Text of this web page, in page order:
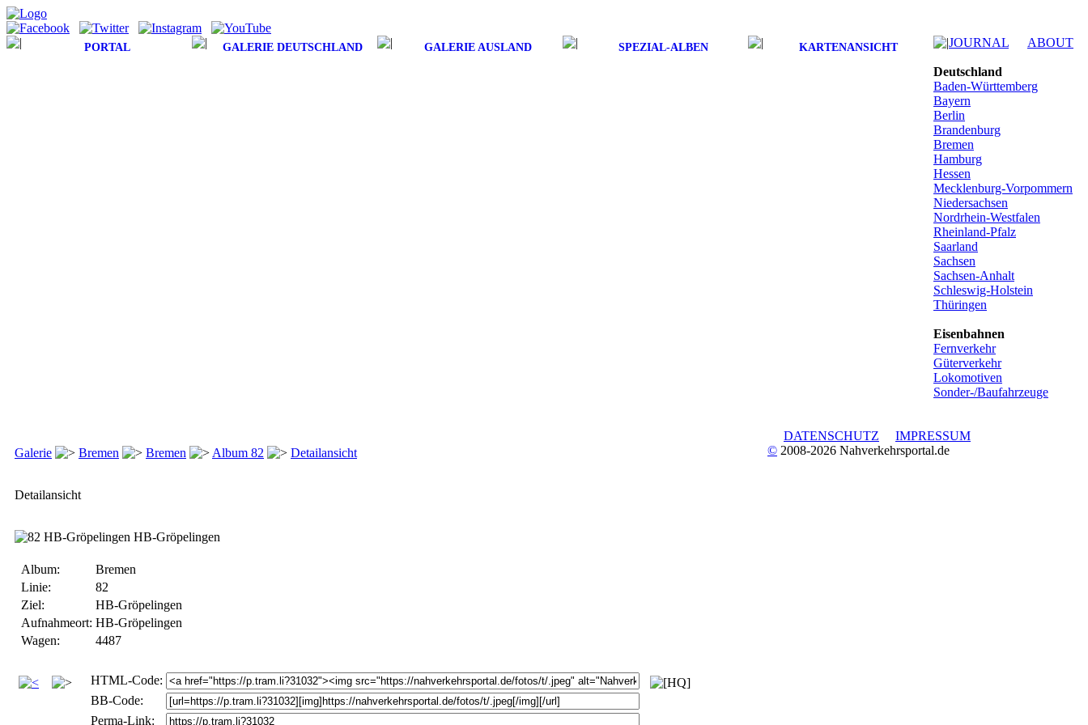
PORTAL GALERIE DEUTSCHLAND GALERIE AUSLAND SPEZIAL-ALBEN KARTENANSICHT
Deutschland
Baden-Württemberg
Bayern
Berlin
Brandenburg
Bremen
Hamburg
Hessen
Mecklenburg-Vorpommern
Niedersachsen
Nordrhein-Westfalen
Rheinland-Pfalz
Saarland
Sachsen
Sachsen-Anhalt
Schleswig-Holstein
Thüringen
Eisenbahnen
Fernverkehr
Güterverkehr
Lokomotiven
Sonder-/Baufahrzeuge
Galerie Bremen Bremen Album 82 Detailansicht
Detailansicht
Album:
Bremen
Linie:
82
Ziel:
HB-Gröpelingen
Aufnahmeort: HB-Gröpelingen
Wagen:
4487
HTML-Code:
BB-Code:
Perma-Link:
JOURNAL ABOUT
DATENSCHUTZ
IMPRESSUM
© 2008-2026 Nahverkehrsportal.de